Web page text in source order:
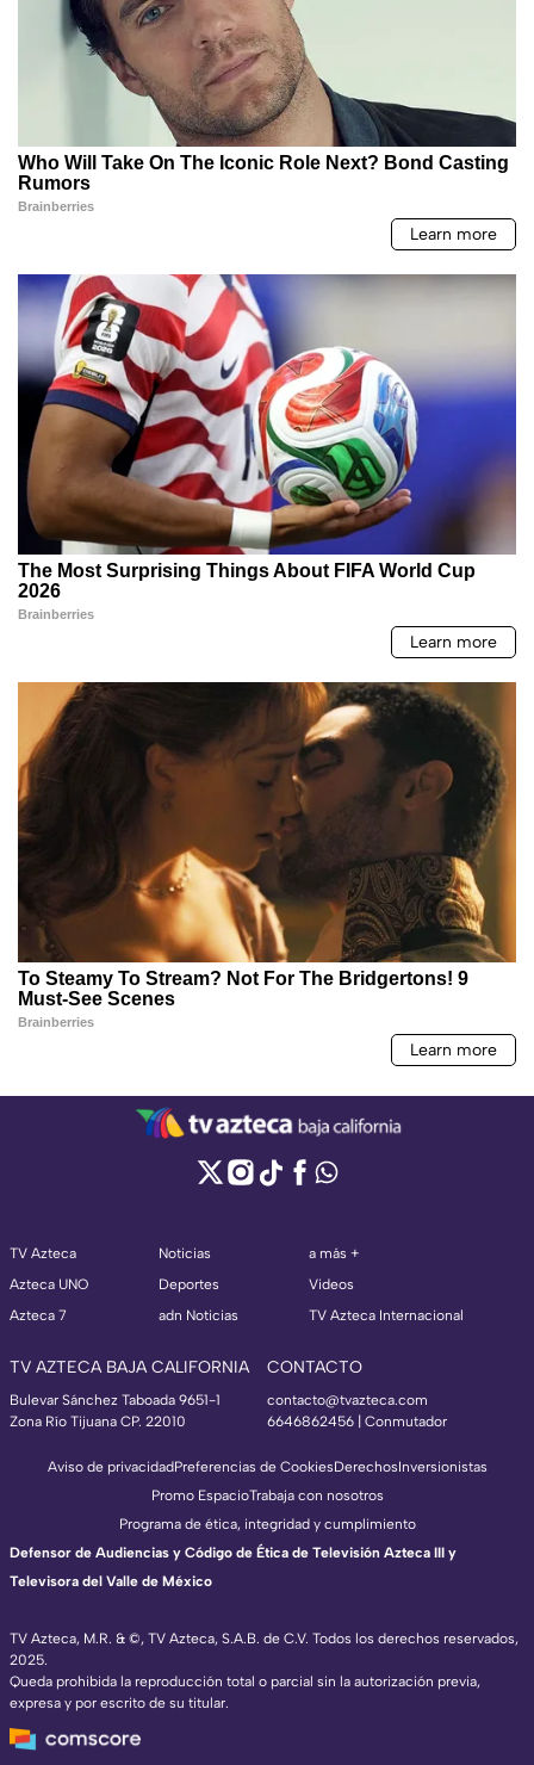
TV Azteca
Azteca UNO
Azteca 7
Noticias
Deportes
adn Noticias
a más +
Videos
TV Azteca Internacional
TV AZTECA BAJA CALIFORNIA
Bulevar Sánchez Taboada 9651-1
Zona Río Tijuana CP. 22010
CONTACTO
contacto@tvazteca.com
6646862456 | Conmutador
TV Azteca, M.R. & ©, TV Azteca, S.A.B. de C.V. Todos los derechos reservados,
2025.
Queda prohibida la reproducción total o parcial sin la autorización previa,
expresa y por escrito de su titular.
Aviso de privacidadPreferencias de CookiesDerechosInversionistas
Promo EspacioTrabaja con nosotros
Programa de ética, integridad y cumplimiento
Defensor de Audiencias y Código de Ética de Televisión Azteca III y
Televisora del Valle de México